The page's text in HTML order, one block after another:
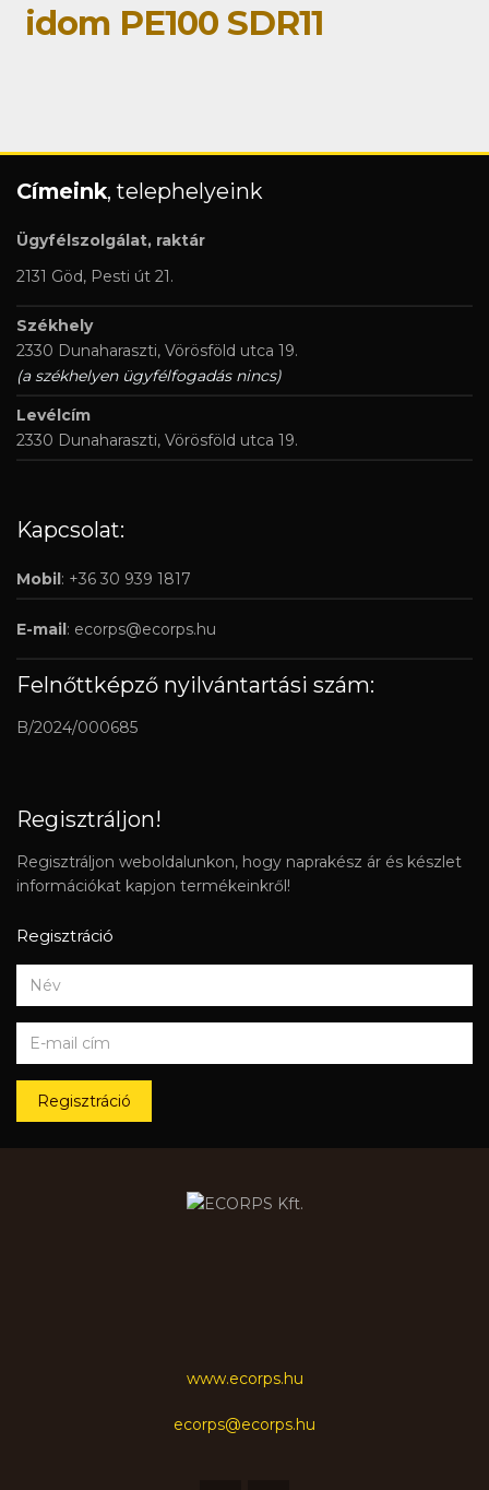
idom PE100 SDR11
Címeink, telephelyeink
Ügyfélszolgálat, raktár
2131 Göd, Pesti út 21.
Székhely
2330 Dunaharaszti, Vörösföld utca 19.
(a székhelyen ügyfélfogadás nincs)
Levélcím
2330 Dunaharaszti, Vörösföld utca 19.
Kapcsolat:
Mobil: +36 30 939 1817
E-mail: ecorps@ecorps.hu
Felnőttképző nyilvántartási szám:
B/2024/000685
Regisztráljon!
Regisztráljon weboldalunkon, hogy naprakész ár és készlet
információkat kapjon termékeinkről!
Regisztráció
Regisztráció
www.ecorps.hu
ecorps@ecorps.hu